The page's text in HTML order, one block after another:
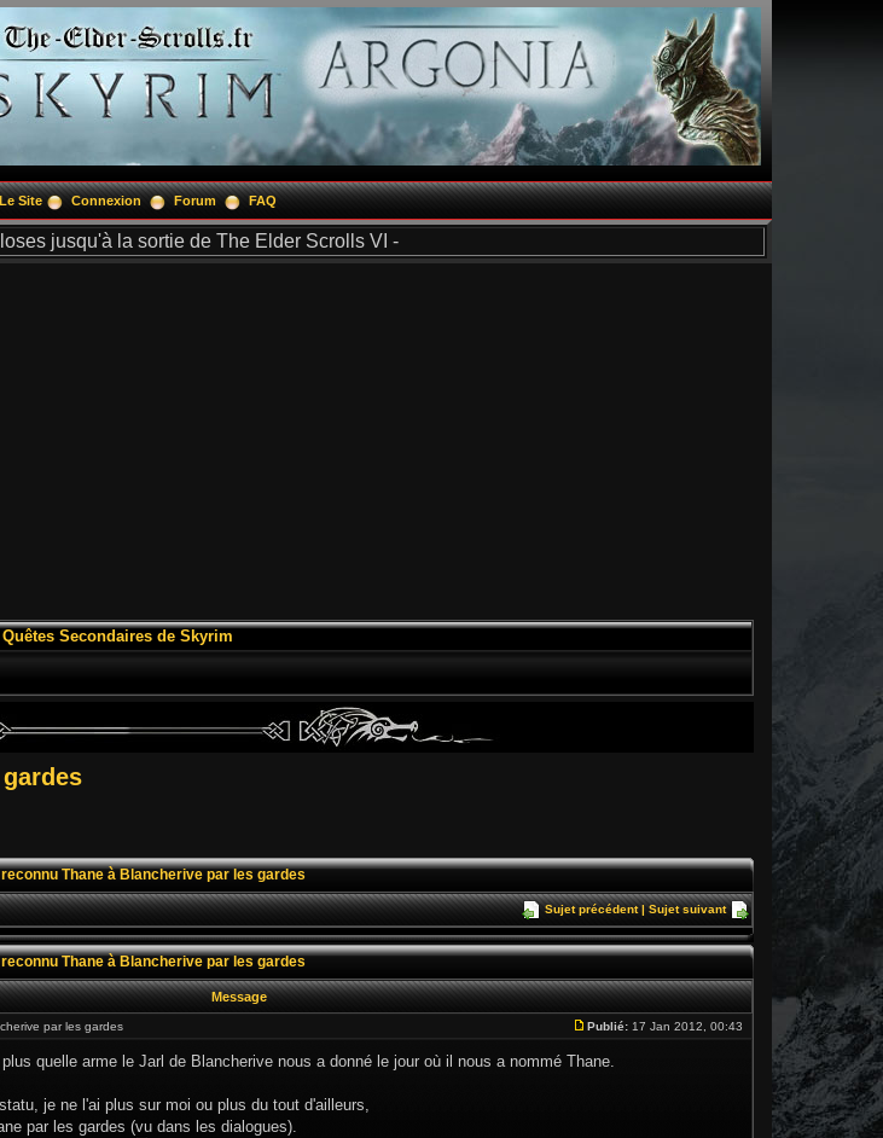
Le Site Connexion Forum FAQ
jusqu'à la sortie de The Elder Scrolls VI -
Secondaires de Skyrim
Thane à Blancherive par les gardes
Sujet précédent|Sujet suivant
Thane à Blancherive par les gardes
Message
par les gardes Publié: 17 Jan 2012, 00:43
quelle arme le Jarl de Blancherive nous a donné le jour où il nous a nommé Thane.
je ne l'ai plus sur moi ou plus du tout d'ailleurs,
par les gardes (vu dans les dialogues).